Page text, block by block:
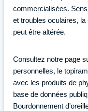
commercialisées.
et troubles oculaires,
peut être altérée.
Consultez notre page
personnelles, le
avec les produits de
base de données
Bourdonnement